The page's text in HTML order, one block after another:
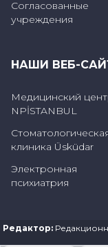
Согласованные
учреждения
НАШИ ВЕБ-
Медицинский
NPİSTANBUL
клиника Üsküdar
Электронная
психиатрия
Редактор: